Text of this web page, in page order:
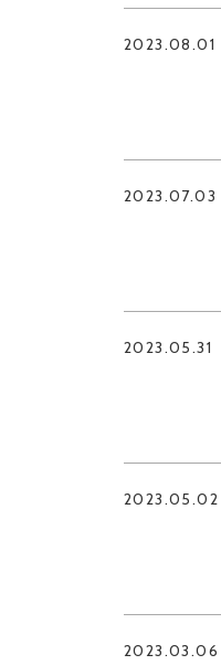
2023.08.01
2023.07.03
2023.05.31
2023.05.02
2023.03.06